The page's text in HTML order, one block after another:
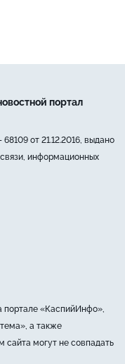
портал
от 21.12.2016, выдано
информационных
портале «КаспийИнфо»,
а также
сайта могут не совпадать